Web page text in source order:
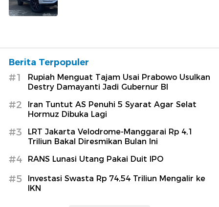
Berita Terpopuler
#1
Rupiah Menguat Tajam Usai Prabowo Usulkan
Destry Damayanti Jadi Gubernur BI
#2
Iran Tuntut AS Penuhi 5 Syarat Agar Selat
Hormuz Dibuka Lagi
#3
LRT Jakarta Velodrome-Manggarai Rp 4,1
Triliun Bakal Diresmikan Bulan Ini
#4 RANS Lunasi Utang Pakai Duit IPO
#5
Investasi Swasta Rp 74,54 Triliun Mengalir ke
IKN